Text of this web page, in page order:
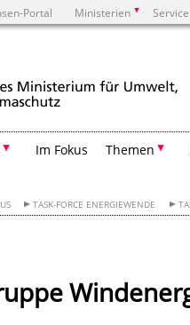
Portal Ministerien Service
Im Fokus Themen
TASK-FORCE ENERGIEWENDE